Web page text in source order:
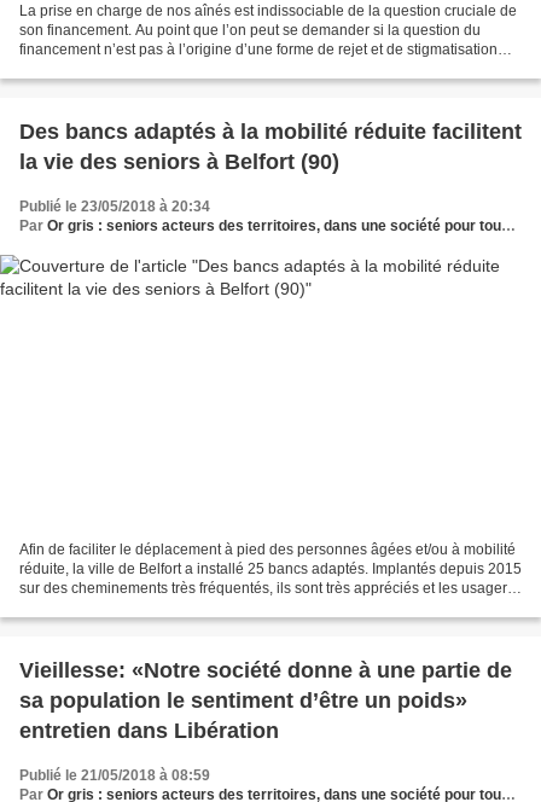
La prise en charge de nos aînés est indissociable de la question cruciale de
son financement. Au point que l’on peut se demander si la question du
financement n’est pas à l’origine d’une forme de rejet et de stigmatisation
Des bancs adaptés à la mobilité réduite facilitent
la vie des seniors à Belfort (90)
Publié le 23/05/2018 à 20:34
Par Or gris : seniors acteurs des territoires, dans une société pour tous les âges
Afin de faciliter le déplacement à pied des personnes âgées et/ou à mobilité
réduite, la ville de Belfort a installé 25 bancs adaptés. Implantés depuis 2015
sur des cheminements très fréquentés, ils sont très appréciés et les usagers
Vieillesse: «Notre société donne à une partie de
sa population le sentiment d’être un poids»
entretien dans Libération
Publié le 21/05/2018 à 08:59
Par Or gris : seniors acteurs des territoires, dans une société pour tous les âges